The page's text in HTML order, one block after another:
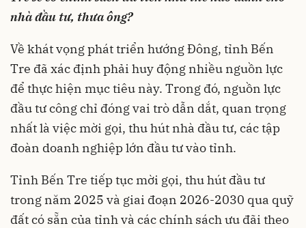
nhà đầu tư, thưa ông?
Về khát vọng phát triển hướng Đông, tỉnh Bến
Tre đã xác định phải huy động nhiều nguồn lực
để thực hiện mục tiêu này. Trong đó, nguồn lực
đầu tư công chỉ đóng vai trò dẫn dắt, quan trọng
nhất là việc mời gọi, thu hút nhà đầu tư, các tập
đoàn doanh nghiệp lớn đầu tư vào tỉnh.
Tỉnh Bến Tre tiếp tục mời gọi, thu hút đầu tư
trong năm 2025 và giai đoạn 2026-2030 qua quỹ
đất có sẵn của tỉnh và các chính sách ưu đãi theo